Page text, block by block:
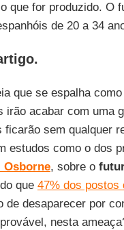
que for produzido. O
de 20 a 34
que se espalha
irão acabar com uma
ficarão sem qualquer
estudos como o dos
Osborne, sobre o
que 47% dos postos
de desaparecer por
nesta